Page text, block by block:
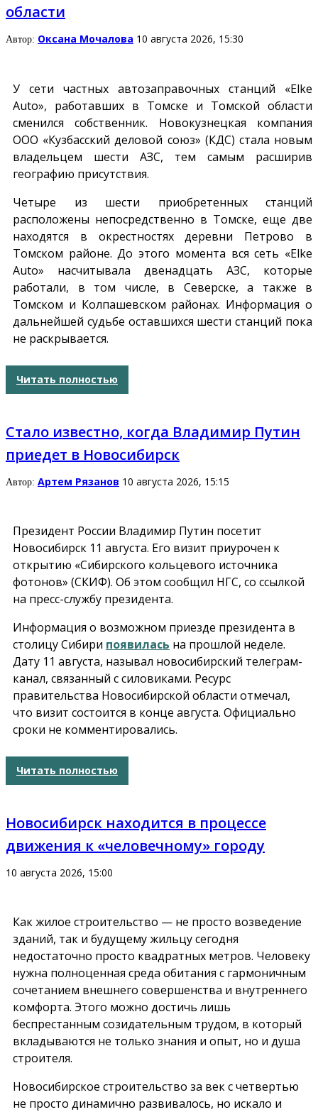
области
Автор: Оксана Мочалова 10 августа 2026, 15:30
У сети частных автозаправочных станций «Elke
Auto», работавших в Томске и Томской области
сменился собственник. Новокузнецкая компания
ООО «Кузбасский деловой союз» (КДС) стала новым
владельцем шести АЗС, тем самым расширив
географию присутствия.
Четыре из шести приобретенных станций
расположены непосредственно в Томске, еще две
находятся в окрестностях деревни Петрово в
Томском районе. До этого момента вся сеть «Elke
Auto» насчитывала двенадцать АЗС, которые
работали, в том числе, в Северске, а также в
Томском и Колпашевском районах. Информация о
дальнейшей судьбе оставшихся шести станций пока
не раскрывается.
Читать полностью
Стало известно, когда Владимир Путин
приедет в Новосибирск
Автор: Артем Рязанов 10 августа 2026, 15:15
Президент России Владимир Путин посетит
Новосибирск 11 августа. Его визит приурочен к
открытию «Сибирского кольцевого источника
фотонов» (СКИФ). Об этом сообщил НГС, со ссылкой
на пресс-службу президента.
Информация о возможном приезде президента в
столицу Сибири появилась на прошлой неделе.
Дату 11 августа, называл новосибирский телеграм-
канал, связанный с силовиками. Ресурс
правительства Новосибирской области отмечал,
что визит состоится в конце августа. Официально
сроки не комментировались.
Читать полностью
Новосибирск находится в процессе
движения к «человечному» городу
10 августа 2026, 15:00
Как жилое строительство — не просто возведение
зданий, так и будущему жильцу сегодня
недостаточно просто квадратных метров. Человеку
нужна полноценная среда обитания с гармоничным
сочетанием внешнего совершенства и внутреннего
комфорта. Этого можно достичь лишь
беспрестанным созидательным трудом, в который
вкладываются не только знания и опыт, но и душа
строителя.
Новосибирское строительство за век с четвертью
не просто динамично развивалось, но искало и